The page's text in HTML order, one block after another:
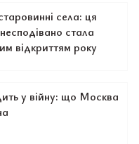
села: ця
стала
відкриттям року
у війну: що Москва